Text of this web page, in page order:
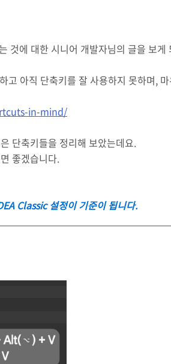
것에 대한 시니어 개발자님의 글을 보게
아직 단축키를 잘 사용하지 못하며,
in-mind/
단축키들을 정리해 보았는데요.
좋겠습니다.
Classic 설정이 기준이 됩니다.